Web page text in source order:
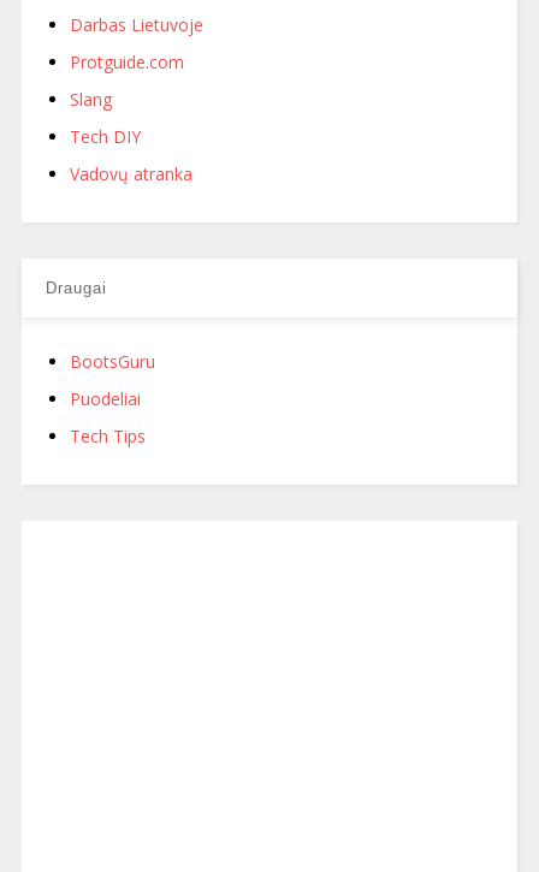
Darbas Lietuvoje
Protguide.com
Slang
Tech DIY
Vadovų atranka
Draugai
BootsGuru
Puodeliai
Tech Tips